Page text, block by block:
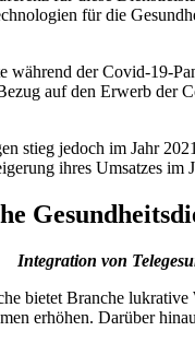
für die
der Covid-19-
auf den Erwerb
stieg jedoch im Jahr
ihres Umsatzes im
Integration von
bietet Branche
erhöhen. Darüber